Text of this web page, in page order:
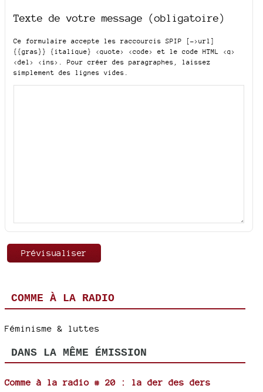
Texte de votre message (obligatoire)
Ce formulaire accepte les raccourcis SPIP
[->url]
{{gras}} {italique} <quote> <code>
et le code HTML <q>
<del> <ins>
. Pour créer des paragraphes, laissez
simplement des lignes vides.
COMME À LA RADIO
Féminisme & luttes
DANS LA MÊME ÉMISSION
Comme à la radio # 20 : la der des ders